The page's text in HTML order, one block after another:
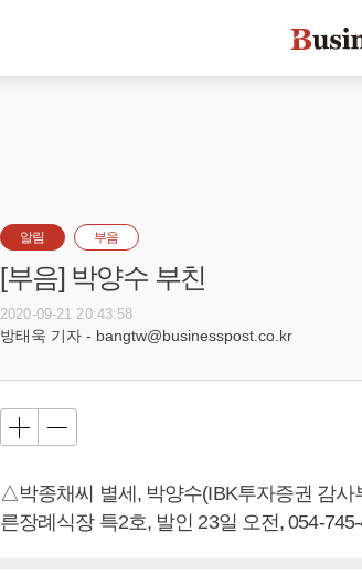
알림 부음
[부음] 박양수 부친
2020-09-21 20:43:58
방태욱 기자 - bangtw@businesspost.co.kr
△박종채씨 별세, 박양수(IBK투자증권 감
른장례식장 특2호, 발인 23일 오전, 054-